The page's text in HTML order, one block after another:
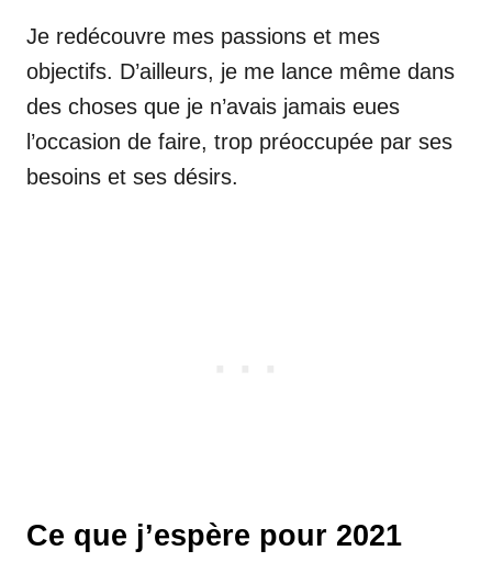
Je redécouvre mes passions et mes
objectifs. D’ailleurs, je me lance même dans
des choses que je n’avais jamais eues
l’occasion de faire, trop préoccupée par ses
besoins et ses désirs.
Ce que j’espère pour 2021